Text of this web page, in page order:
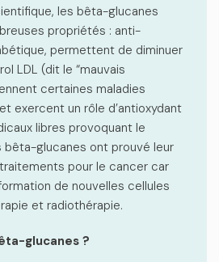
les bêta-glucanes
propriétés : anti-
permettent de diminuer
LDL (dit le “mauvais
certaines maladies
exercent un rôle d’antioxydant
libres provoquant le
bêta-glucanes ont prouvé leur
pour le cancer car
de nouvelles cellules
et radiothérapie.
glucanes ?